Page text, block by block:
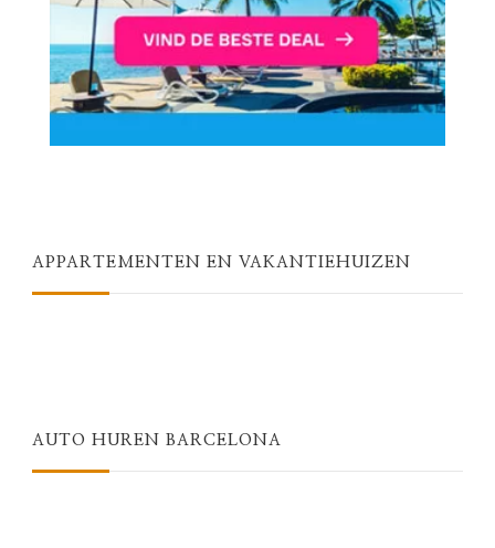
APPARTEMENTEN EN VAKANTIEHUIZEN
AUTO HUREN BARCELONA